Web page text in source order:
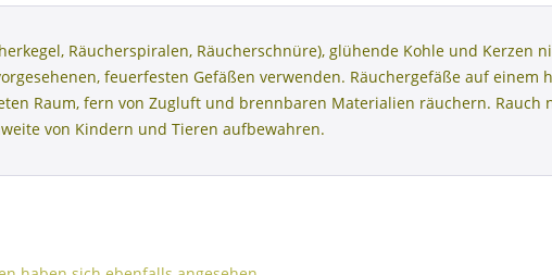
Räucherspiralen, Räucherschnüre), glühende Kohle und Kerzen
feuerfesten Gefäßen verwenden. Räuchergefäße auf
Raum, fern von Zugluft und brennbaren Materialien räuchern. Rauch
von Kindern und Tieren aufbewahren.